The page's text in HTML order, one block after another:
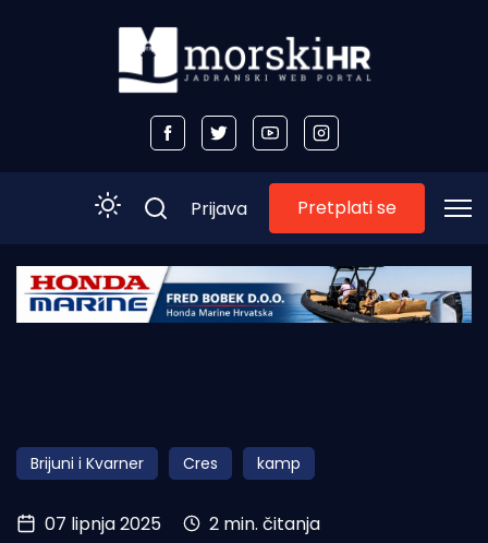
Početna
Obala
Otoci
Turizam i nautika
Prijava Pretplati se
Brijuni i Kvarner Cres kamp
07 lipnja 2025 2 min. čitanja